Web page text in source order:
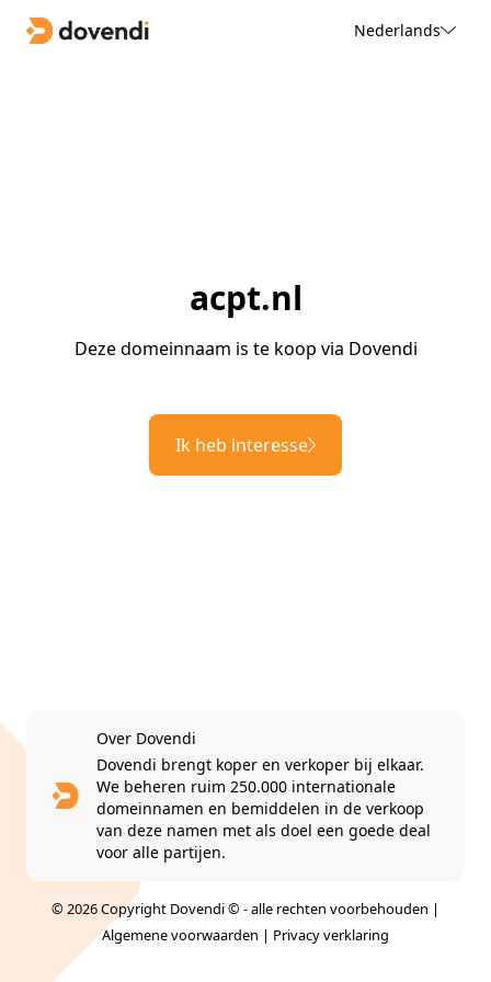
Nederlands
acpt.nl
Deze domeinnaam is te koop via Dovendi
Ik heb interesse
Over Dovendi
Dovendi brengt koper en verkoper bij elkaar.
We beheren ruim 250.000 internationale
domeinnamen en bemiddelen in de verkoop
van deze namen met als doel een goede deal
voor alle partijen.
© 2026 Copyright Dovendi © - alle rechten voorbehouden |
Algemene voorwaarden | Privacy verklaring